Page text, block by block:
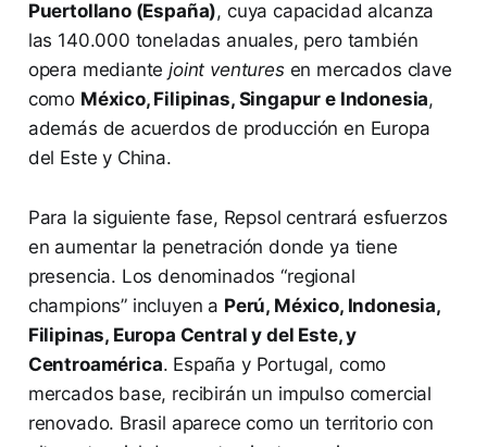
Puertollano (España), cuya capacidad alcanza
las 140.000 toneladas anuales, pero también
opera mediantejoint venturesen mercados clave
como México, Filipinas, Singapur e Indonesia,
además de acuerdos de producción en Europa
del Este y China.
Para la siguiente fase, Repsol centrará esfuerzos
en aumentar la penetración donde ya tiene
presencia. Los denominados “regional
champions” incluyen a Perú, México, Indonesia,
Filipinas, Europa Central y del Este, y
Centroamérica. España y Portugal, como
mercados base, recibirán un impulso comercial
renovado. Brasil aparece como un territorio con